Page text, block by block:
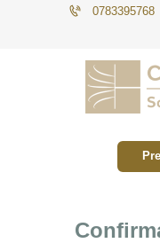
0783395768